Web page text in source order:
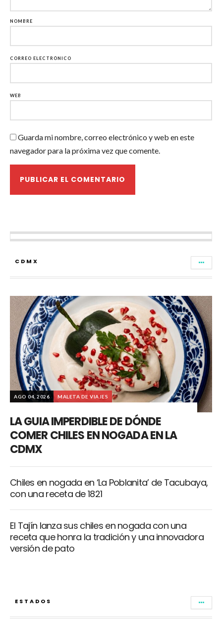
NOMBRE
CORREO ELECTRÓNICO
WEB
Guarda mi nombre, correo electrónico y web en este
navegador para la próxima vez que comente.
CDMX
AGO 04, 2026 MALETA DE VIAJES
LA GUIA IMPERDIBLE DE DÓNDE
COMER CHILES EN NOGADA EN LA
CDMX
Chiles en nogada en ‘La Poblanita’ de Tacubaya,
con una receta de 1821
El Tajín lanza sus chiles en nogada con una
receta que honra la tradición y una innovadora
versión de pato
ESTADOS